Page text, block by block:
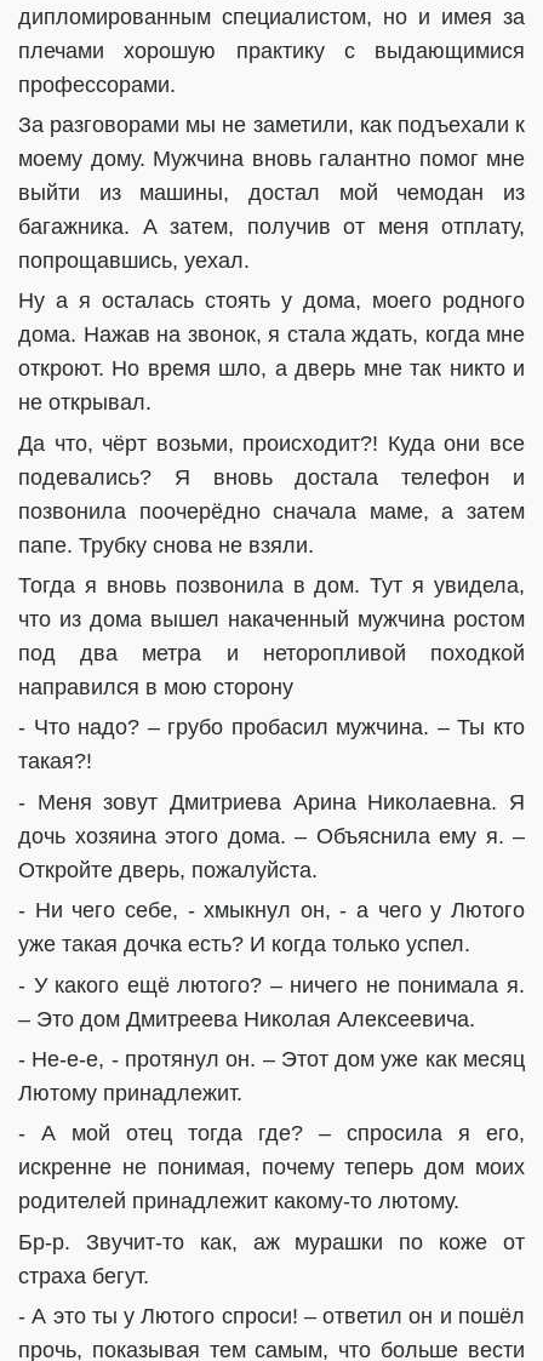
дипломированным специалистом, но и имея за
плечами хорошую практику с выдающимися
профессорами.
За разговорами мы не заметили, как подъехали к
моему дому. Мужчина вновь галантно помог мне
выйти из машины, достал мой чемодан из
багажника. А затем, получив от меня отплату,
попрощавшись, уехал.
Ну а я осталась стоять у дома, моего родного
дома. Нажав на звонок, я стала ждать, когда мне
откроют. Но время шло, а дверь мне так никто и
не открывал.
Да что, чёрт возьми, происходит?! Куда они все
подевались? Я вновь достала телефон и
позвонила поочерёдно сначала маме, а затем
папе. Трубку снова не взяли.
Тогда я вновь позвонила в дом. Тут я увидела,
что из дома вышел накаченный мужчина ростом
под два метра и неторопливой походкой
направился в мою сторону
- Что надо? – грубо пробасил мужчина. – Ты кто
такая?!
- Меня зовут Дмитриева Арина Николаевна. Я
дочь хозяина этого дома. – Объяснила ему я. –
Откройте дверь, пожалуйста.
- Ни чего себе, - хмыкнул он, - а чего у Лютого
уже такая дочка есть? И когда только успел.
- У какого ещё лютого? – ничего не понимала я.
– Это дом Дмитреева Николая Алексеевича.
- Не-е-е, - протянул он. – Этот дом уже как месяц
Лютому принадлежит.
- А мой отец тогда где? – спросила я его,
искренне не понимая, почему теперь дом моих
родителей принадлежит какому-то лютому.
Бр-р. Звучит-то как, аж мурашки по коже от
страха бегут.
- А это ты у Лютого спроси! – ответил он и пошёл
прочь, показывая тем самым, что больше вести